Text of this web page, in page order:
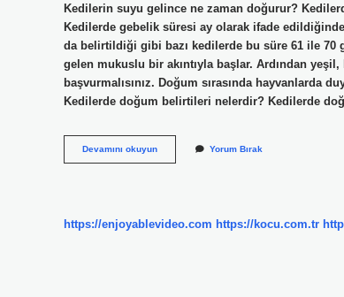
Kedilerin suyu gelince ne zaman doğurur?
Kedilerde gebelik süresi ay olarak ifade
da belirtildiği gibi bazı kedilerde bu süre 61 ile 70
gelen mukuslu bir akıntıyla başlar. Ardından
başvurmalısınız. Doğum sırasında hayvanlarda
Kedilerde doğum belirtileri nelerdir? Kedilerde
Devamını okuyunKediler
Suyu
Doğum
Yorum Bırak
https://enjoyablevideo.com https://kocu.com.tr